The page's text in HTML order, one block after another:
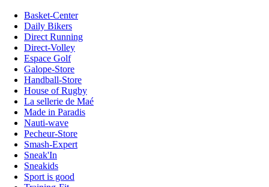
Basket-Center
Daily Bikers
Direct Running
Direct-Volley
Espace Golf
Galope-Store
Handball-Store
House of Rugby
La sellerie de Maé
Made in Paradis
Nauti-wave
Pecheur-Store
Smash-Expert
Sneak'In
Sneakids
Sport is good